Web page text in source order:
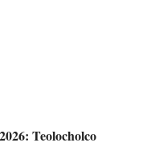
Teolocholco